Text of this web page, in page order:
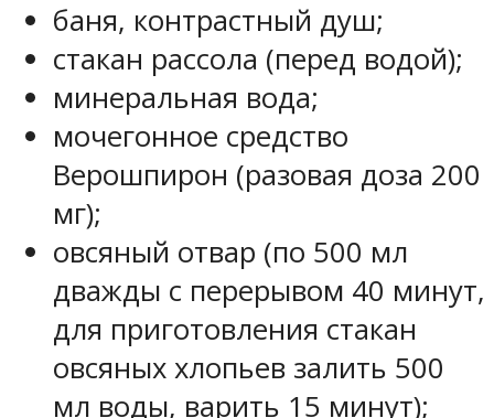
баня, контрастный душ;
стакан рассола (перед водой);
минеральная вода;
мочегонное средство
Верошпирон (разовая доза 200
мг);
овсяный отвар (по 500 мл
дважды с перерывом 40 минут,
для приготовления стакан
овсяных хлопьев залить 500
мл воды, варить 15 минут);